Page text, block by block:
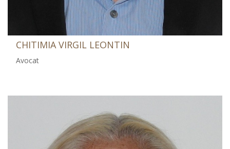
CHITIMIA VIRGIL LEONTIN
Avocat